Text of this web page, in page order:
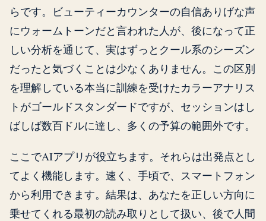
らです。ビューティーカウンターの自信ありげな声
にウォームトーンだと言われた人が、後になって正
しい分析を通じて、実はずっとクール系のシーズン
だったと気づくことは少なくありません。この区別
を理解している本当に訓練を受けたカラーアナリス
トがゴールドスタンダードですが、セッションはし
ばしば数百ドルに達し、多くの予算の範囲外です。
ここでAIアプリが役立ちます。それらは出発点とし
てよく機能します。速く、手頃で、スマートフォン
から利用できます。結果は、あなたを正しい方向に
乗せてくれる最初の読み取りとして扱い、後で人間